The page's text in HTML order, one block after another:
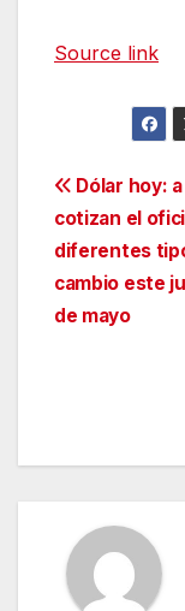
Source link
de
Dólar hoy:
cotizan el
diferentes
cambio este
de mayo